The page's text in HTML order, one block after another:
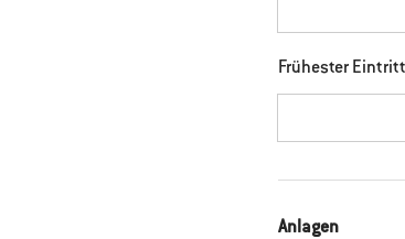
Frühester
Anlagen